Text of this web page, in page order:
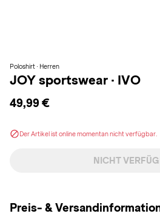
Poloshirt · Herren
JOY sportswear · IVO
49,99 €
Der Artikel ist online momentan nicht verfügbar.
NICHT
Preis- &